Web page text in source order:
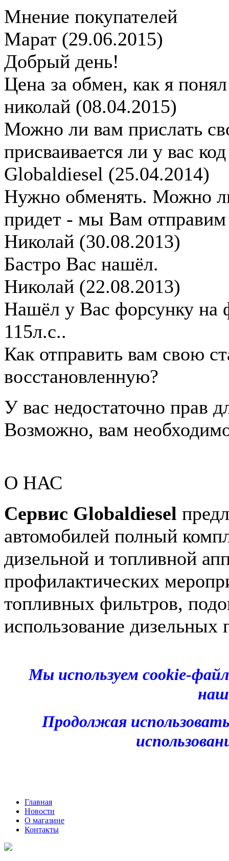
Мнение покупателей
Марат (29.06.2015)
Добрый день!
Цена за обмен, как я понял
николай (08.04.2015)
Можно ли вам прислать
присваивается ли у вас
Globaldiesel (25.04.2014)
Нужно обменять. Можно
придет - мы Вам
Николай (30.08.2013)
Бастро Вас нашёл.
Николай (22.08.2013)
Нашёл у Вас форсунку на
115л.с..
Как отправить вам свою
восстановленную?
У вас недостаточно прав
Возможно, вам необходимо
О НАС
Сервис Globaldiesel
автомобилей полный
дизельной и топливной
профилактических
топливных фильтров,
использование дизельных
Мы используем cookie-
Продолжая
Главная
Новости
О магазине
Контакты